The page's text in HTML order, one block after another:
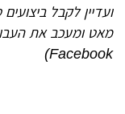
ועדיין לקבל
מאט ומעכב את
Facebook)